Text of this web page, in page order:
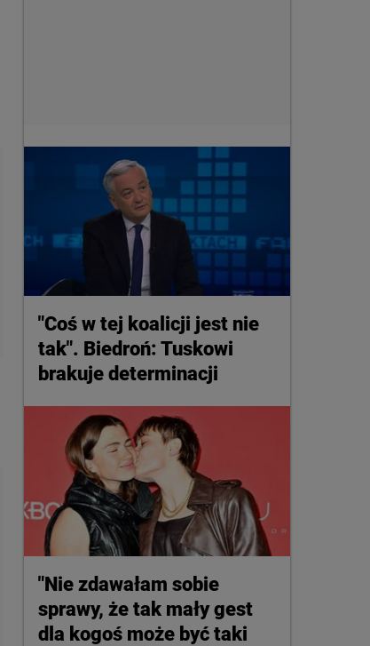
"Coś w tej koalicji jest nie
tak". Biedroń: Tuskowi
brakuje determinacji
"Nie zdawałam sobie
sprawy, że tak mały gest
dla kogoś może być taki